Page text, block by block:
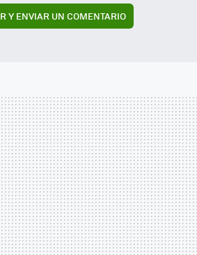
Y ENVIAR UN COMENTARIO